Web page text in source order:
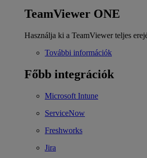
TeamViewer ONE
Használja ki a TeamViewer teljes
További információk
Főbb integrációk
Microsoft Intune
ServiceNow
Freshworks
Jira